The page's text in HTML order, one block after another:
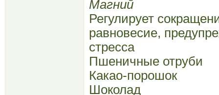
Магний
Регулирует
равновесие,
стресса
Пшеничные отруби
Какао-порошок
Шоколад